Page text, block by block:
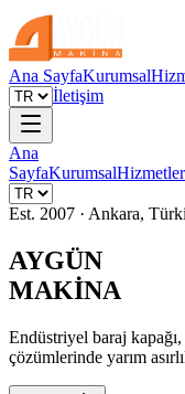
Ana SayfaKurumsal
İletişim
Ana
SayfaKurumsalHizmetler
Est. 2007 · Ankara,
AYGÜN
MAKİNA
Endüstriyel baraj
çözümlerinde yarım